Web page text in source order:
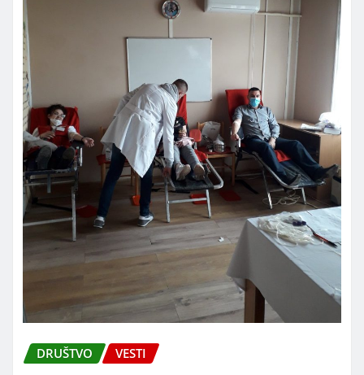
DRUŠTVO VESTI